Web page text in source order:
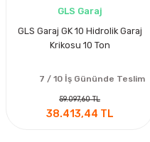
GLS Garaj
GLS Garaj GK 10 Hidrolik Garaj
Krikosu 10 Ton
7 / 10 İş Gününde Teslim
59.097,60 TL
38.413,44 TL